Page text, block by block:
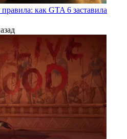
как GTA 6 заставила